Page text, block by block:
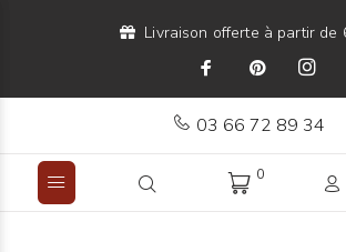
Livraison offerte à partir de
03 66 72 89 34
0